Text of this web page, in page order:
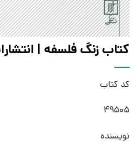
کتاب زنگ فلسفه |
کد کتاب
49505
نویسنده